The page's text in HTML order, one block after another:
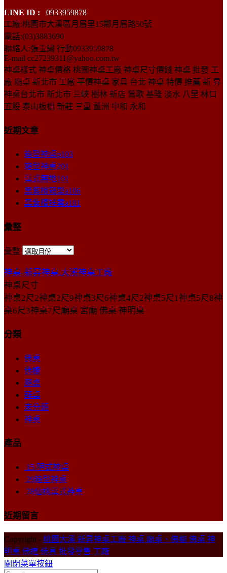
LINE ID :
0933959878
工廠:桃園市大溪區月眉里15鄰月眉路50號
電話:(03)3883690
聯絡人:張玉繡 行動0933959878
E-mail cc27239311@yahoo.com.tw
神桌樣式 神桌價格 桃園神桌工廠 神桌尺寸價錢 神桌 批發 工
廠 廟桌 新北市 工廠 平價神桌 家具 台北 神桌 特價 推薦 新 昇
神桌台北市 新北市 三峽 樹林 新店 鶯歌 基隆 淡水 八里 林口
五股 泰山板橋 新莊 三重 蘆洲 中和 永和
近期文章
箱型神桌p103
箱型神桌201
漢式無地101
黑紫檀箱型a106
黑紫檀祥雲a101
彙整
彙整
神桌-新昇神桌,大溪神桌工廠
神桌尺寸
神桌2尺2神桌2尺9神桌3尺6神桌4尺2神桌5尺1神桌5尺8神
桌6尺3神桌7尺廟桌 宮廟 佛桌 神明桌
分類
佛桌
佛櫥
廟桌
拜桌
未分類
神桌
產品
15.明式神桌
29箱型神桌
28仙桃漢式神桌
近期留言
Copyright - 桃園大溪 新昇神桌工廠 神桌 廟桌、佛櫥 佛桌 神
明桌 佛連 佛具 批發零售 工廠
關閉菜單按鈕